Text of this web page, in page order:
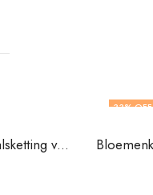
18K vergulde roestvrijstalen halsketting van V&F Juweliers
33% OFF